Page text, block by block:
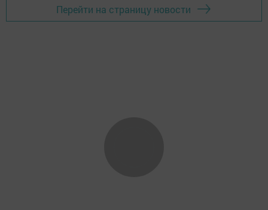
Перейти на страницу новости